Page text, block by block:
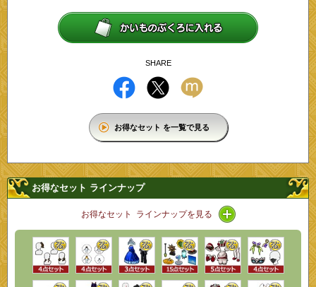
SHARE
お得なセット を一覧で見る
お得なセット ラインナップ
お得なセット ラインナップを見る アイコン / ラインナ